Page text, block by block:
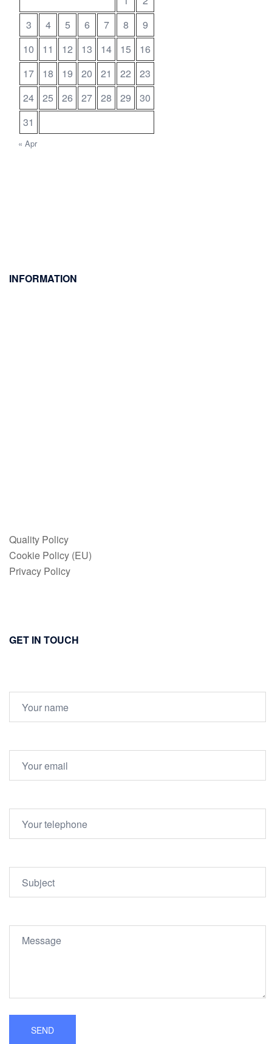
3
4 5 6 7 8
9
10
11 12 13 14 15
16
17
18 19 20 21 22
23
24
25 26 27 28 29
30
31
« Apr
INFORMATION
Quality Policy
Cookie Policy (EU)
Privacy Policy
GET IN TOUCH